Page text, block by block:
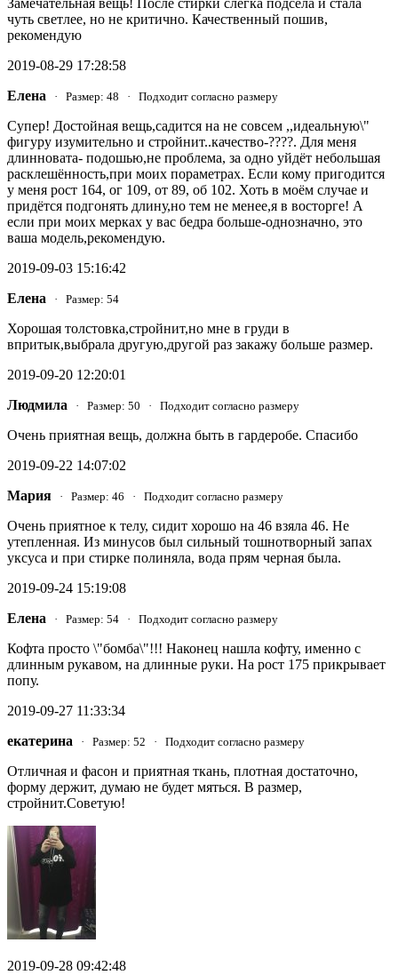
Замечательная вещь! После стирки слегка подсела и стала
чуть светлее, но не критично. Качественный пошив,
рекомендую
2019-08-29 17:28:58
Елена · Размер: 48 · Подходит согласно размеру
Супер! Достойная вещь,садится на не совсем ,,идеальную\"
фигуру изумительно и стройнит..качество-????. Для меня
длинновата- подошью,не проблема, за одно уйдёт небольшая
расклешённость,при моих пораметрах. Если кому пригодится
у меня рост 164, ог 109, от 89, об 102. Хоть в моём случае и
придётся подгонять длину,но тем не менее,я в восторге! А
если при моих мерках у вас бедра больше-однозначно, это
ваша модель,рекомендую.
2019-09-03 15:16:42
Елена · Размер: 54
Хорошая толстовка,стройнит,но мне в груди в
впритык,выбрала другую,другой раз закажу больше размер.
2019-09-20 12:20:01
Людмила · Размер: 50 · Подходит согласно размеру
Очень приятная вещь, должна быть в гардеробе. Спасибо
2019-09-22 14:07:02
Мария · Размер: 46 · Подходит согласно размеру
Очень приятное к телу, сидит хорошо на 46 взяла 46. Не
утепленная. Из минусов был сильный тошнотворный запах
уксуса и при стирке полиняла, вода прям черная была.
2019-09-24 15:19:08
Елена · Размер: 54 · Подходит согласно размеру
Кофта просто \"бомба\"!!! Наконец нашла кофту, именно с
длинным рукавом, на длинные руки. На рост 175 прикрывает
попу.
2019-09-27 11:33:34
екатерина · Размер: 52 · Подходит согласно размеру
Отличная и фасон и приятная ткань, плотная достаточно,
форму держит, думаю не будет мяться. В размер,
стройнит.Советую!
2019-09-28 09:42:48